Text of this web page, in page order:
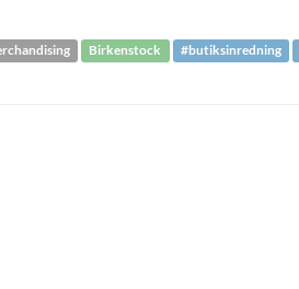
Birkenstock #butiksinredning